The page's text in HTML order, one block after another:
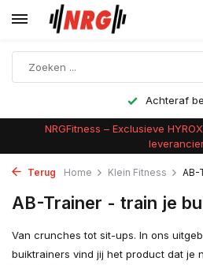
Achteraf
NRGFitness – Exclusieve
Terug Home Klein Fitness AB-
AB-Trainer - train je
Van crunches tot sit-ups. In ons
buiktrainers vind jij het product dat je